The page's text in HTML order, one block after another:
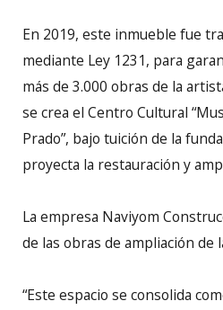
En 2019, este inmueble fue
mediante Ley 1231, para
más de 3.000 obras de la
se crea el Centro Cultural
Prado”, bajo tuición de la
proyecta la restauración y
La empresa Naviyom
de las obras de ampliación de
“Este espacio se consolida